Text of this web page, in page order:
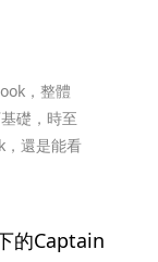
，整體
礎，時至
還是能看
的Captain